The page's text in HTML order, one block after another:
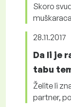
Skoro
28.11.2017
Da li je
tabu
Želite li
partner,